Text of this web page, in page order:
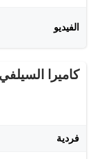
الفيديو
كاميرا السيلفي
فردية